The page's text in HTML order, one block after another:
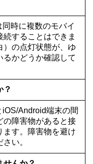
同時に複数のモバイ
することはできま
の点灯状態が、ゆ
るかどうか確認して
？
iOS/Android端末の間
の障害物があると接
ます。障害物を避け
い。